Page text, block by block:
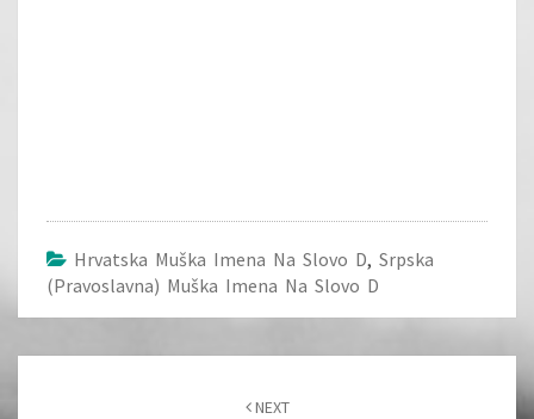
Hrvatska Muška Imena Na Slovo D, Srpska
(pravoslavna) Muška Imena Na Slovo D
NEXT